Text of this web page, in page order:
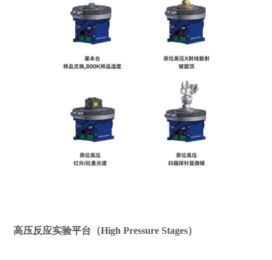
高压反应实验平台（High Pressure Stages）